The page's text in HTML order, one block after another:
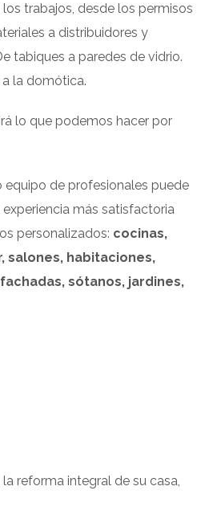
trabajos, desde los permisos
a distribuidores y
tabiques a paredes de vidrio.
la domótica.
lo que podemos hacer por
equipo de profesionales puede
más satisfactoria
personalizados: cocinas,
salones, habitaciones,
sótanos, jardines,
reforma integral de su casa,